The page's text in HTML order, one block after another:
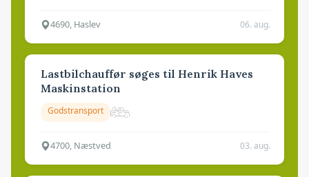
4690, Haslev 06. aug.
Lastbilchauffør søges til Henrik Haves
Maskinstation
Godstransport
4700, Næstved 03. aug.